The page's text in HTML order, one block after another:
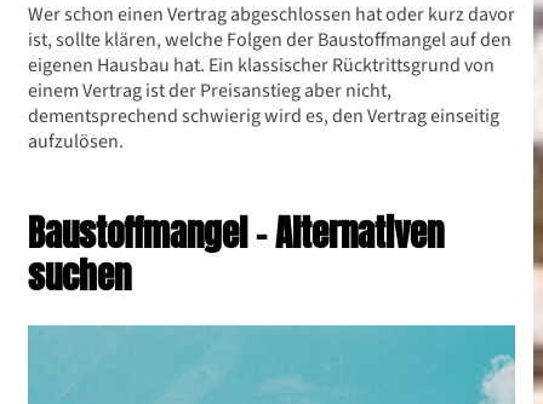
Wohntraum planen
Der Baustoffmangel und die
Folgen
Wer schon einen Vertrag abgeschlossen hat oder kurz davor
ist, sollte klären, welche Folgen der Baustoffmangel auf den
eigenen Hausbau hat. Ein klassischer Rücktrittsgrund von
einem Vertrag ist der Preisanstieg aber nicht,
dementsprechend schwierig wird es, den Vertrag einseitig
aufzulösen.
Baustoffmangel – Alternativen
suchen